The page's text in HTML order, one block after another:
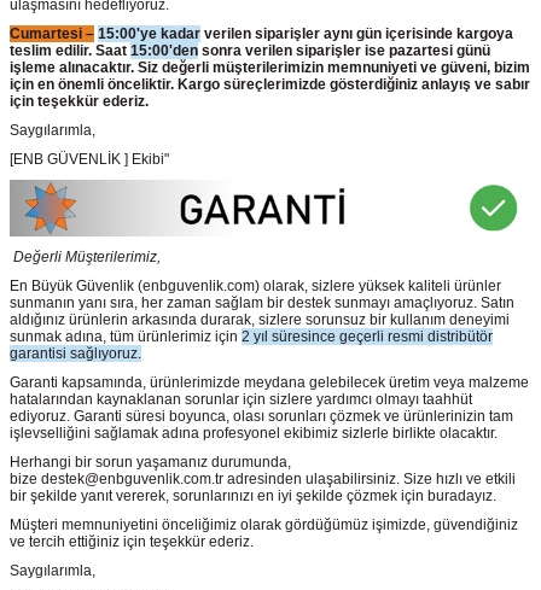
ulaşmasını hedefliyoruz.
Cumartesi – 15:00'ye kadar verilen siparişler aynı gün içerisinde kargoya
teslim edilir. Saat 15:00'den sonra verilen siparişler ise pazartesi günü
işleme alınacaktır. Siz değerli müşterilerimizin memnuniyeti ve güveni, bizim
için en önemli önceliktir. Kargo süreçlerimizde gösterdiğiniz anlayış ve sabır
için teşekkür ederiz.
Saygılarımla,
[ENB GÜVENLİK ] Ekibi"
Değerli Müşterilerimiz,
En Büyük Güvenlik (enbguvenlik.com) olarak, sizlere yüksek kaliteli ürünler
sunmanın yanı sıra, her zaman sağlam bir destek sunmayı amaçlıyoruz. Satın
aldığınız ürünlerin arkasında durarak, sizlere sorunsuz bir kullanım deneyimi
sunmak adına, tüm ürünlerimiz için 2 yıl süresince geçerli resmi distribütör
garantisi sağlıyoruz.
Garanti kapsamında, ürünlerimizde meydana gelebilecek üretim veya malzeme
hatalarından kaynaklanan sorunlar için sizlere yardımcı olmayı taahhüt
ediyoruz. Garanti süresi boyunca, olası sorunları çözmek ve ürünlerinizin tam
işlevselliğini sağlamak adına profesyonel ekibimiz sizlerle birlikte olacaktır.
Herhangi bir sorun yaşamanız durumunda,
bize destek@enbguvenlik.com.tr adresinden ulaşabilirsiniz. Size hızlı ve etkili
bir şekilde yanıt vererek, sorunlarınızı en iyi şekilde çözmek için buradayız.
Müşteri memnuniyetini önceliğimiz olarak gördüğümüz işimizde, güvendiğiniz
ve tercih ettiğiniz için teşekkür ederiz.
Saygılarımla,